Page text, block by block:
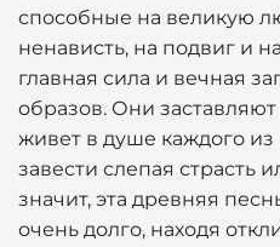
способные на великую
ненависть, на подвиг и
главная сила и вечная
образов. Они заставляют
живет в душе каждого из
завести слепая страсть
значит, эта древняя
очень долго, находя